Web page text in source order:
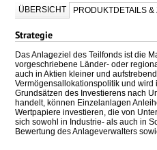
ÜBERSICHT PRODUKTDETAILS
Strategie
Das Anlageziel des Teilfonds ist die
vorgeschriebene Länder- oder
auch in Aktien kleiner und
Vermögensallokationspolitik und
Grundsätzen des Investierens nach
handelt, können Einzelanlagen
Wertpapiere investieren, die von
sich sowohl in Industrie- als auch in
Bewertung des Anlageverwalters